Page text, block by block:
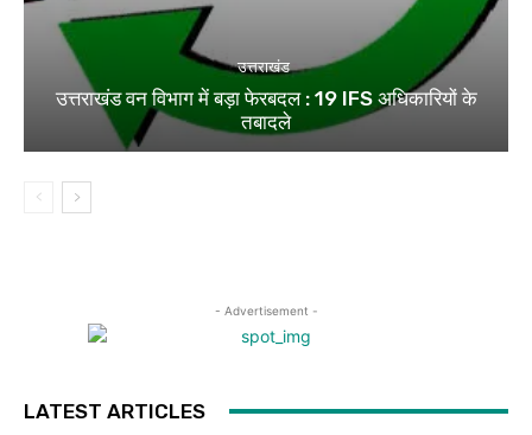
उत्तराखंड
उत्तराखंड वन विभाग में बड़ा फेरबदल : 19 IFS अधिकारियों के
तबादले
- Advertisement -
LATEST ARTICLES